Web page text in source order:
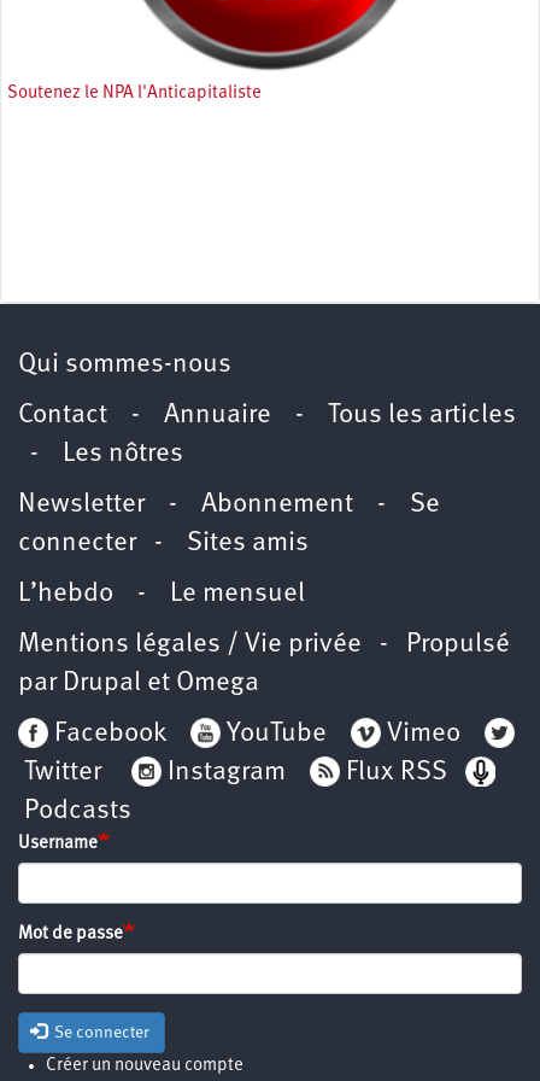
Soutenez le NPA l'Anticapitaliste
Qui sommes-nous
Contact - Annuaire -
Tous les articles
- Les nôtres
Newsletter- Abonnement - Se
connecter- Sites amis
L’hebdo - Le mensuel
Mentions légales / Vie privée - Propulsé
par Drupal et Omega
Facebook
YouTube
Vimeo
Twitter
Instagram
Flux RSS
Podcasts
Username
Mot de passe
Se connecter
Créer un nouveau compte